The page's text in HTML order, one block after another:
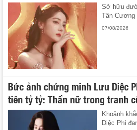
Sở hữu
Tân Cương
07/08/2026
Bức ảnh chứng minh Lưu Diệc
tiên tỷ tỷ: Thần nữ trong tranh
Khoảnh
Diệc Phi